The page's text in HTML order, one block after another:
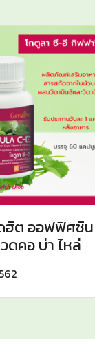
ฮิต ออฟฟิศซิน
ดคอ บ่า ไหล่